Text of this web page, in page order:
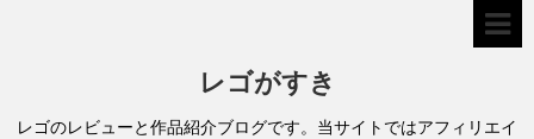
レゴがすき
レゴのレビューと作品紹介ブログです。当サイトではアフィリエイ